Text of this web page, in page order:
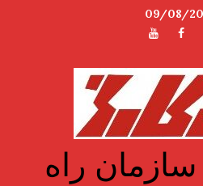
09/08/
فیسبوکیوتیوب
راه